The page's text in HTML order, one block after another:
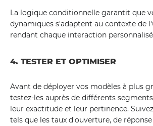
La logique conditionnelle garantit que
dynamiques s'adaptent au contexte de
rendant chaque interaction
4. TESTER ET OPTIMISER
Avant de déployer vos modèles à plus
testez-les auprès de différents
leur exactitude et leur pertinence.
tels que les taux d'ouverture, de